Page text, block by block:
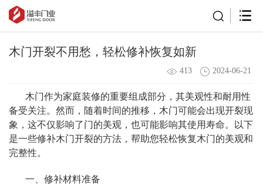
木门开裂不用愁，轻松修补恢复如新
413 2024-06-21
木门作为家庭装修的重要组成部分，其美观性和耐用性
备受关注。然而，随着时间的推移，木门可能会出现开裂现
象，这不仅影响了门的美观，也可能影响其使用寿命。以下
是一些修补木门开裂的方法，帮助您轻松恢复木门的美观和
完整性。
一、修补材料准备